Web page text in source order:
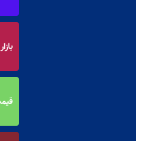
بازار مسکن
قیمت سکه